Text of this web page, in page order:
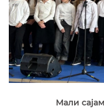
Мали